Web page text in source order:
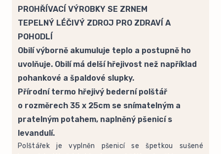
PROHŘÍVACÍ VÝROBKY SE ZRNEM
TEPELNÝ LÉČIVÝ ZDROJ PRO ZDRAVÍ A
POHODLÍ
Obilí výborně akumuluje teplo a postupně ho
uvolňuje. Obilí má delší hřejivost než například
pohankové a špaldové slupky.
Přírodní termo hřejivý bederní polštář
o rozměrech 35 x 25cm se snímatelným a
pratelným potahem, naplněný pšenicí s
levandulí.
Polštářek je vyplněn pšenicí se špetkou sušené